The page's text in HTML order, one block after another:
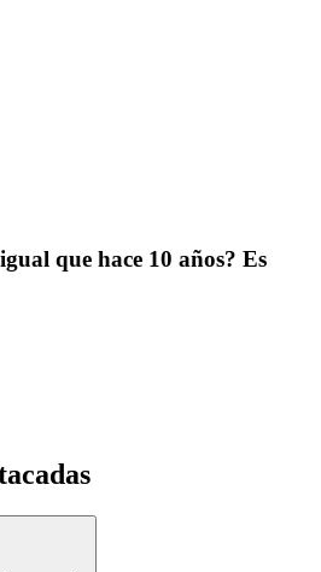
que hace 10 años? Es